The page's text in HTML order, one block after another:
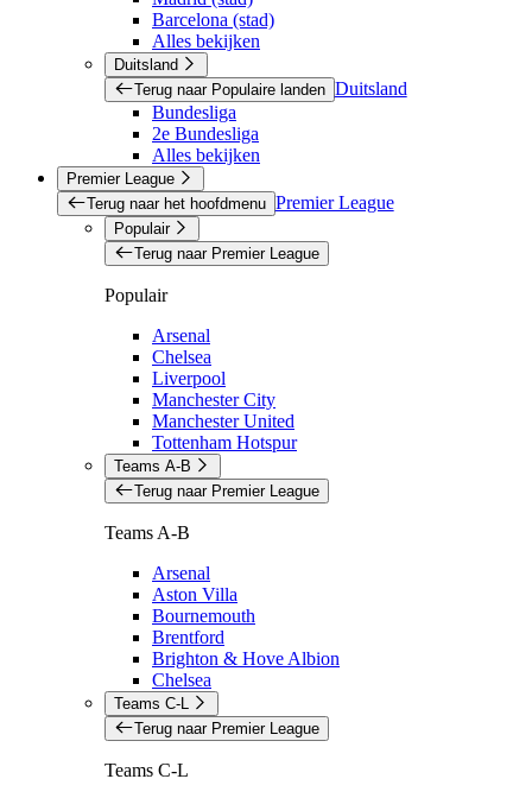
Barcelona (stad)
Alles bekijken
Duitsland
Terug naar Populaire landen Duitsland
Bundesliga
2e Bundesliga
Alles bekijken
Premier League
Terug naar het hoofdmenu Premier League
Populair
Terug naar Premier League
Populair
Arsenal
Chelsea
Liverpool
Manchester City
Manchester United
Tottenham Hotspur
Teams A-B
Terug naar Premier League
Teams A-B
Arsenal
Aston Villa
Bournemouth
Brentford
Brighton & Hove Albion
Chelsea
Teams C-L
Terug naar Premier League
Teams C-L